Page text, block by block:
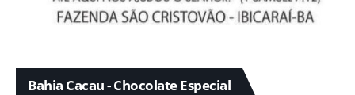
Bahia Cacau - Chocolate Especial